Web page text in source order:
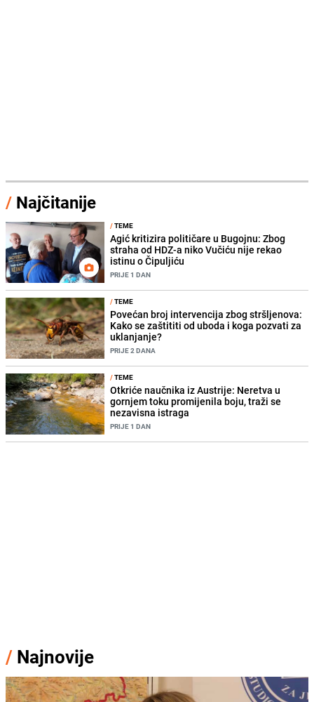
/ Najčitanije
/TEME
Agić kritizira političare u Bugojnu: Zbog
straha od HDZ-a niko Vučiću nije rekao
istinu o Čipuljiću
PRIJE 1 DAN
/TEME
Povećan broj intervencija zbog stršljenova:
Kako se zaštititi od uboda i koga pozvati za
uklanjanje?
PRIJE 2 DANA
/TEME
Otkriće naučnika iz Austrije: Neretva u
gornjem toku promijenila boju, traži se
nezavisna istraga
PRIJE 1 DAN
/ Najnovije